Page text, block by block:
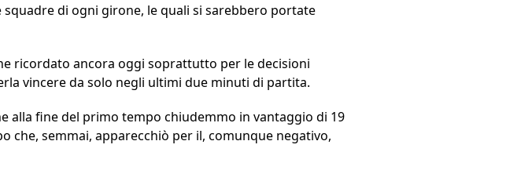
di ogni girone, le quali si sarebbero portate
ricordato ancora oggi soprattutto per le decisioni
vincere da solo negli ultimi due minuti di partita.
alla fine del primo tempo chiudemmo in vantaggio di 19
che, semmai, apparecchiò per il, comunque negativo,